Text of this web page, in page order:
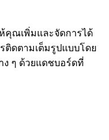
ห้คุณเพิ่มและจัดการได้
ดตามเต็มรูปแบบโดย
ๆ ด้วยแดชบอร์ดที่